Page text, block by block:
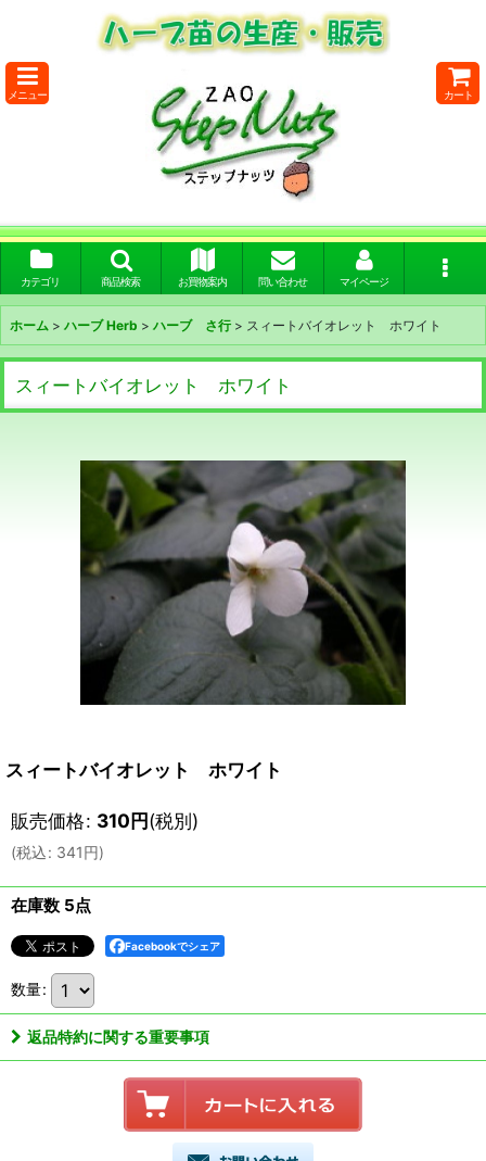
メニュー カート
カテゴリ 商品検索 お買物案内 問い合わせ マイページ
ホーム > ハーブ Herb > ハーブ さ行 > スィートバイオレット ホワイト
スィートバイオレット ホワイト
スィートバイオレット ホワイト
販売価格: 310円(税別)
(税込: 341円)
在庫数 5点
Facebookでシェア
数量:
返品特約に関する重要事項